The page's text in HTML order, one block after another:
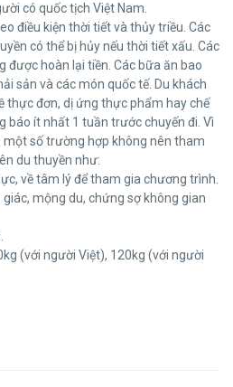
có quốc tịch Việt Nam.
điều kiện thời tiết và thủy triều. Các
có thể bị hủy nếu thời tiết xấu. Các
được hoàn lại tiền. Các bữa ăn bao
sản và các món quốc tế. Du khách
thực đơn, dị ứng thực phẩm hay chế
báo ít nhất 1 tuần trước chuyến đi. Vì
một số trường hợp không nên tham
du thuyền như:
về tâm lý để tham gia chương trình.
mộng du, chứng sợ không gian
(với người Việt), 120kg (với người